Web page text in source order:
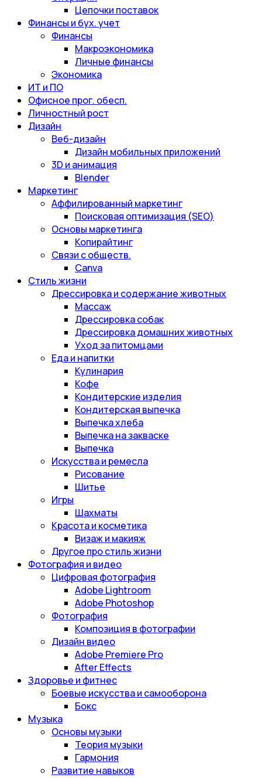
Цепочки поставок
Финансы и бух. учет
Финансы
Макроэкономика
Личные финансы
Экономика
ИТ и ПО
Офисное прог. обесп.
Личностный рост
Дизайн
Веб-дизайн
Дизайн мобильных приложений
3D и анимация
Blender
Маркетинг
Аффилированный маркетинг
Поисковая оптимизация (SEO)
Основы маркетинга
Копирайтинг
Связи с обществ.
Canva
Стиль жизни
Дрессировка и содержание животных
Массаж
Дрессировка собак
Дрессировка домашних животных
Уход за питомцами
Еда и напитки
Кулинария
Кофе
Кондитерские изделия
Кондитерская выпечка
Выпечка хлеба
Выпечка на закваске
Выпечка
Искусства и ремесла
Рисование
Шитье
Игры
Шахматы
Красота и косметика
Визаж и макияж
Другое про стиль жизни
Фотография и видео
Цифровая фотография
Adobe Lightroom
Adobe Photoshop
Фотография
Композиция в фотографии
Дизайн видео
Adobe Premiere Pro
After Effects
Здоровье и фитнес
Боевые искусства и самооборона
Бокс
Музыка
Основы музыки
Теория музыки
Гармония
Развитие навыков